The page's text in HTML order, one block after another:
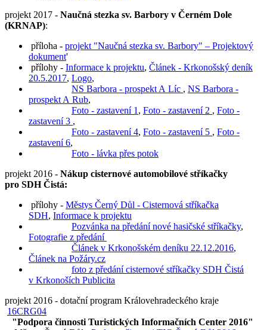
projekt 2017 - Naučná stezka sv. Barbory v Černém Dole
(KRNAP):
příloha - projekt "Naučná stezka sv. Barbory" – Projektový
dokument'
přílohy - Informace k projektu, Článek - Krkonošský deník
20.5.2017, Logo,
NS Barbora - prospekt A Líc , NS Barbora -
prospekt A Rub,
Foto - zastavení 1 , Foto - zastavení 2 , Foto -
zastavení 3 ,
Foto - zastavení 4, Foto - zastavení 5 , Foto -
zastavení 6,
Foto - lávka přes potok
projekt 2016 - Nákup cisternové automobilové stříkačky
pro SDH Čistá:
přílohy - Městys Černý Důl - Cisternová stříkačka
SDH, Informace k projektu
Pozvánka na předání nové hasičské stříkačky,
Fotografie z předání
Článek v Krkonošském deníku 22.12.2016,
Článek na Požáry.cz
foto z předání cisternové stříkačky SDH Čistá
v Krkonoších Publicita
projekt 2016 - dotační program Královehradeckého kraje
16CRG04
"Podpora činnosti Turistických Informačních Center 2016"